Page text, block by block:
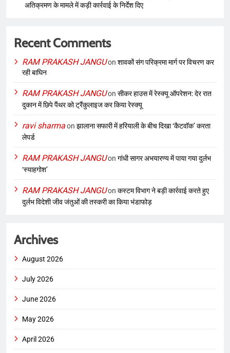
अतिक्रमण के मामले में कड़ी कार्रवाई के निर्देश दिए
Recent Comments
RAM PRAKASH JANGUon शावकों संग परिक्रमा मार्ग पर विचरण कर
रही बाघिन
RAM PRAKASH JANGUon सीकर हाउस में रेस्क्यू ऑपरेशन: देर रात
दुकान में छिपे पैंथर को ट्रैंकुलाइज कर किया रेस्क्यू
ravi sharmaon झालाना सफारी में हरियाली के बीच दिखा ‘कैटवॉक’ करता
लेपर्ड
RAM PRAKASH JANGUon गांधी सागर अभयारण्य में पाया गया दुर्लभ
‘स्याहगोश’
RAM PRAKASH JANGUon कस्टम विभाग ने बड़ी कार्रवाई करते हुए
दुर्लभ विदेशी जीव जंतुओं की तस्करी का किया भंडाफोड़
Archives
August 2026
July 2026
June 2026
May 2026
April 2026